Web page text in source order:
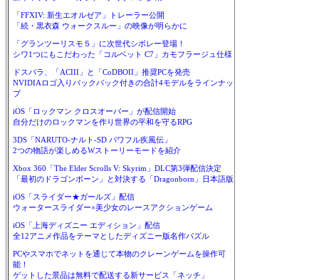
「FFXIV: 新生エオルゼア」トレーラー公開
「続・黒衣森 ウォークスルー」の映像が明らかに
「グランツーリスモ５」に次世代シボレー登場！
シワ1つにもこだわった「コルベット C7」カモフラージュ仕様
ドスパラ、「ACIII」と「CoDBOII」推奨PCを発売
NVIDIAロゴ入りバックパック付きの合計4モデルをラインナッ
プ
iOS「ロックマン クロスオーバー」が配信開始
自分だけのロックマンを作り世界の平和を守るRPG
3DS「NARUTO-ナルト-SD パワフル疾風伝」
2つの物語が楽しめるWストーリーモードを紹介
Xbox 360「The Elder Scrolls V: Skyrim」DLC第3弾配信決定
「最初のドラゴンボーン」と対決する「Dragonborn」日本語版
iOS「スライダー★ガールズ」配信
ウォータースライダー×美少女のレースアクションゲーム
iOS「上海ディズニー エディション」配信
全12アニメ作品をテーマとしたディズニー版名作パズル
PCやスマホでネットを通じて本物のクレーンゲームを操作可
能！
ゲットした景品は無料で配送する新サービス「ネッチ」